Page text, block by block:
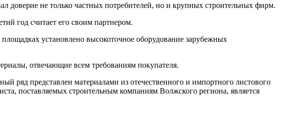
доверие не только частных потребителей, но и крупных строительных фирм.
год считает его своим партнером.
установлено высокоточное оборудование зарубежных
отвечающие всем требованиям покупателя.
ряд представлен материалами из отечественного и импортного листового
поставляемых строительным компаниям Волжского региона, является